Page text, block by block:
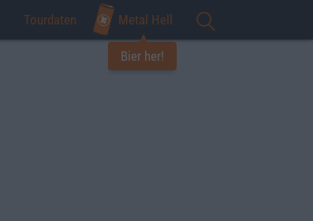
Tourdaten Metal Hell
Bier her!